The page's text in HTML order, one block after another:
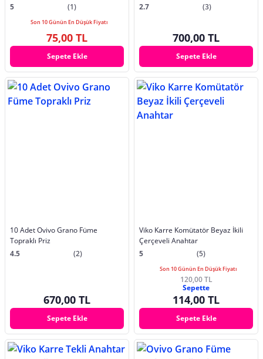
5
(1)
Son 10 Günün En Düşük Fiyatı
75,00 TL
Sepete Ekle
2.7
(3)
700,00 TL
Sepete Ekle
10 Adet Ovivo Grano Füme
Topraklı Priz
4.5
(2)
670,00 TL
Sepete Ekle
Viko Karre Komütatör Beyaz İkili
Çerçeveli Anahtar
5
(5)
Son 10 Günün En Düşük Fiyatı
120,00 TL
Sepette
114,00 TL
Sepete Ekle